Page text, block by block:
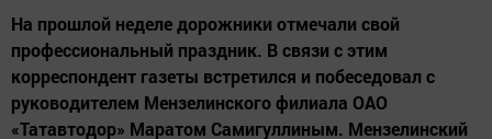
На прошлой неделе дорожники отмечали свой
профессиональный праздник. В связи с этим
корреспондент газеты встретился и побеседовал с
руководителем Мензелинского филиала ОАО
«Татавтодор» Маратом Самигуллиным. Мензелинский